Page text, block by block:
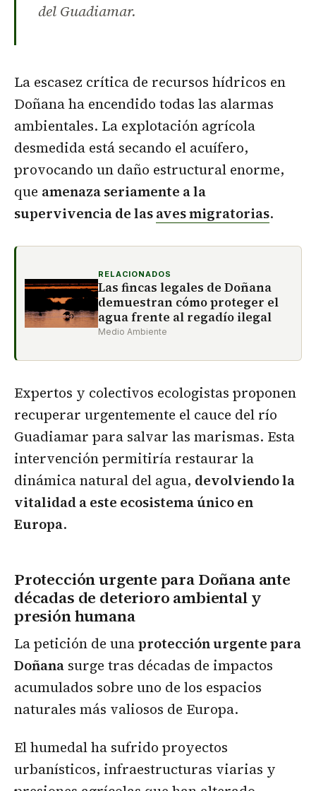
del Guadiamar.
La escasez crítica de recursos hídricos en
Doñana ha encendido todas las alarmas
ambientales. La explotación agrícola
desmedida está secando el acuífero,
provocando un daño estructural enorme,
que amenaza seriamente a la
supervivencia de lasaves migratorias.
RELACIONADOS
Las fincas legales de Doñana
demuestran cómo proteger el
agua frente al regadío ilegal
Medio Ambiente
Expertos y colectivos ecologistas proponen
recuperar urgentemente el cauce del río
Guadiamar para salvar las marismas. Esta
intervención permitiría restaurar la
dinámica natural del agua, devolviendo la
vitalidad a este ecosistema único en
Europa.
Protección urgente para Doñana ante
décadas de deterioro ambiental y
presión humana
La petición de unaprotección urgente para
Doñana surge tras décadas de impactos
acumulados sobre uno de los espacios
naturales más valiosos de Europa.
El humedal ha sufrido proyectos
urbanísticos, infraestructuras viarias y